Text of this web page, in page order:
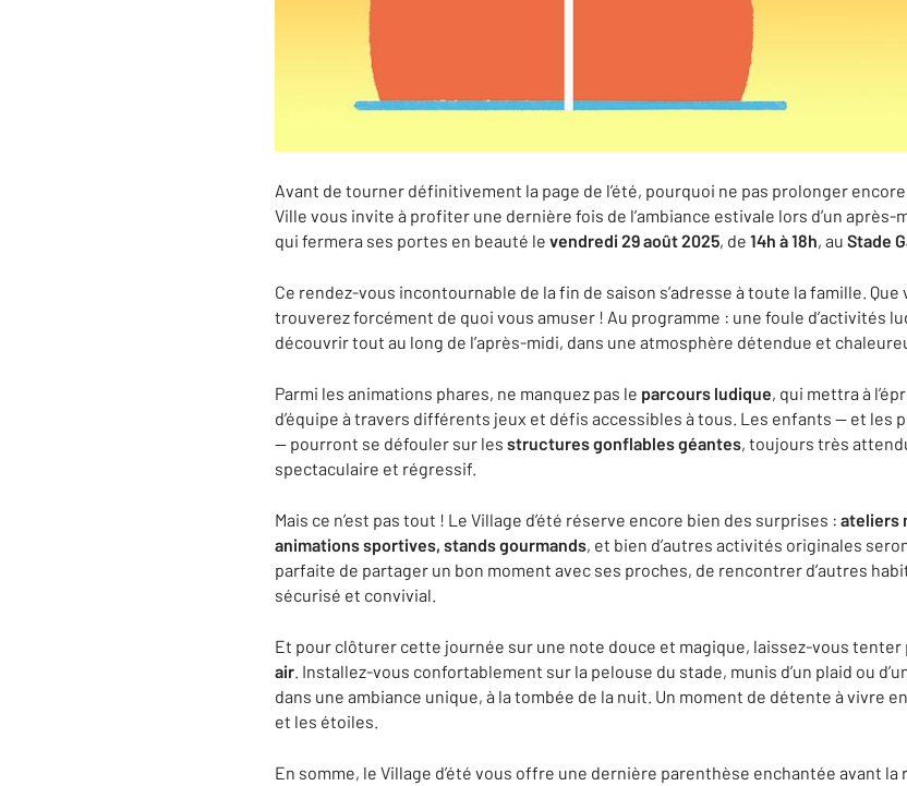
Avant de tourner définitivement la page de l’été, pourquoi ne pas prolonger encore
Ville vous invite à profiter une dernière fois de l’ambiance estivale lors d’un après-
qui fermera ses portes en beauté le vendredi 29 août 2025, de 14h à 18h, au Stade
Ce rendez-vous incontournable de la fin de saison s’adresse à toute la famille.
trouverez forcément de quoi vous amuser ! Au programme : une foule d’activités
découvrir tout au long de l’après-midi, dans une atmosphère détendue et
Parmi les animations phares, ne manquez pas le parcours ludique, qui mettra à
d’équipe à travers différents jeux et défis accessibles à tous. Les enfants — et les
— pourront se défouler sur les structures gonflables géantes, toujours très
spectaculaire et régressif.
Mais ce n’est pas tout ! Le Village d’été réserve encore bien des surprises : ateliers
animations sportives, stands gourmands, et bien d’autres activités originales
parfaite de partager un bon moment avec ses proches, de rencontrer d’autres
sécurisé et convivial.
Et pour clôturer cette journée sur une note douce et magique, laissez-vous tenter
air. Installez-vous confortablement sur la pelouse du stade, munis d’un plaid ou
dans une ambiance unique, à la tombée de la nuit. Un moment de détente à vivre
et les étoiles.
En somme, le Village d’été vous offre une dernière parenthèse enchantée avant